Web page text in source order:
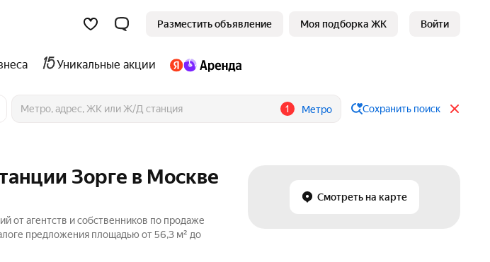
Разместить объявление Моя подборка ЖК Войти
Уникальные акции
1 Метро Сохранить поиск
Смотреть на карте
Зорге в Москве
от агентств и собственников по продаже
предложения площадью от 56,3 м² до